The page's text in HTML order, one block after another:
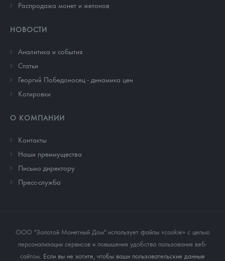
Распродажа монет и жетонов
НОВОСТИ
Аналитика и события
Cтатьи
Георгий Победоносец - динамика цен
Котировки
О КОМПАНИИ
Контакты
Наши преимущества
Письмо директору
Пресс-служба
ООО "Золотой Монетный Дом" использует файлы «cookie» с целью
персонализации сервисов и повышения удобства пользования веб-
сайтом. Если вы не хотите, чтобы ваши пользовательские данные